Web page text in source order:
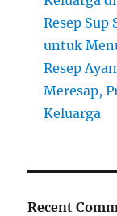
Resep Sup
untuk
Resep
Meresap,
Keluarga
Recent